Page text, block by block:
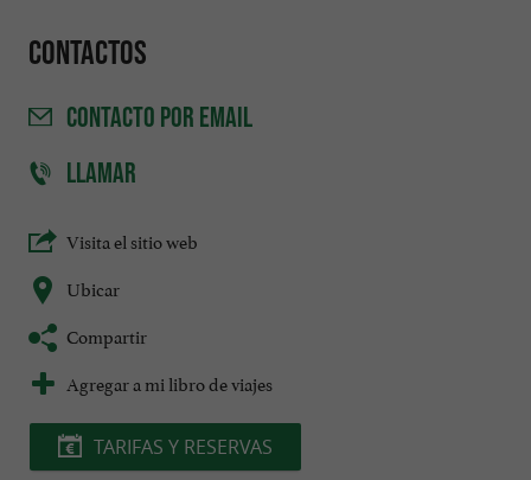
Contactos
CONTACTO POR EMAIL
LLAMAR
Visita el sitio web
Ubicar
Compartir
Agregar a mi libro de viajes
TARIFAS Y RESERVAS